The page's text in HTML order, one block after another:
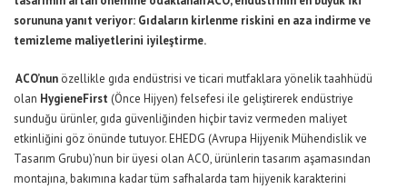
sorununa yanıt veriyor: Gıdaların kirlenme riskini en aza indirme ve
temizleme maliyetlerini iyileştirme.
ACO’nun özellikle gıda endüstrisi ve ticari mutfaklara yönelik taahhüdü
olan HygieneFirst (Önce Hijyen) felsefesi ile geliştirerek endüstriye
sunduğu ürünler, gıda güvenliğinden hiçbir taviz vermeden maliyet
etkinliğini göz önünde tutuyor. EHEDG (Avrupa Hijyenik Mühendislik ve
Tasarım Grubu)’nun bir üyesi olan ACO, ürünlerin tasarım aşamasından
montajına, bakımına kadar tüm safhalarda tam hijyenik karakterini